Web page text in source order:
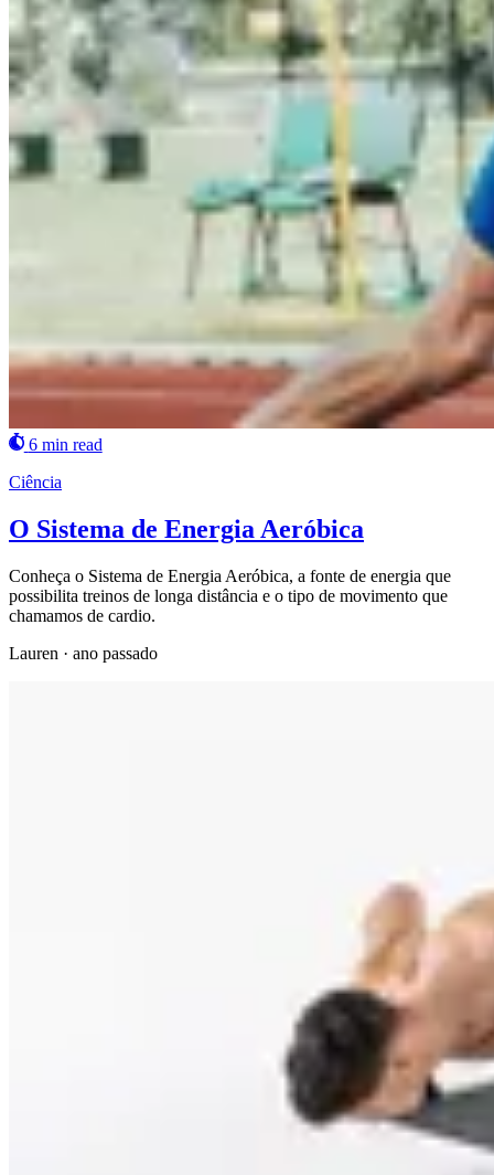
6 min read
Ciência
O Sistema de Energia Aeróbica
Conheça o Sistema de Energia Aeróbica, a fonte de energia que
possibilita treinos de longa distância e o tipo de movimento que
chamamos de cardio.
Lauren · ano passado